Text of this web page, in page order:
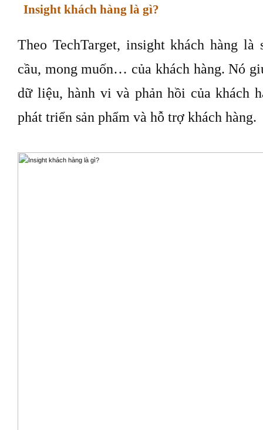
Insight khách hàng là gì?
Theo TechTarget, insight khách hàng
cầu, mong muốn… của khách hàng. Nó
dữ liệu, hành vi và phản hồi của khách
phát triển sản phẩm và hỗ trợ khách hàng.